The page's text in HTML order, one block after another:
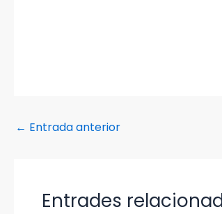
← Entrada anterior
Entrades